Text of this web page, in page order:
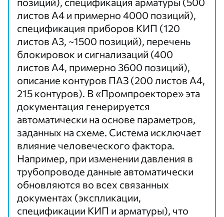
листов А4 и примерно 4000 позиций),
спецификация приборов КИП (120
листов А3, ~1500 позиций), перечень
блокировок и сигнализаций (400
листов А4, примерно 3600 позиций),
описание контуров ПАЗ (200 листов А4,
215 контуров). В «Промпроекторе» эта
документация генерируется
автоматически на основе параметров,
заданных на схеме. Система исключает
влияние человеческого фактора.
Например, при изменении давления в
трубопроводе данные автоматически
обновляются во всех связанных
документах (экспликации,
спецификации КИП и арматуры), что